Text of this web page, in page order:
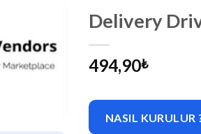
Delivery
494,90₺
NASIL KURULUR